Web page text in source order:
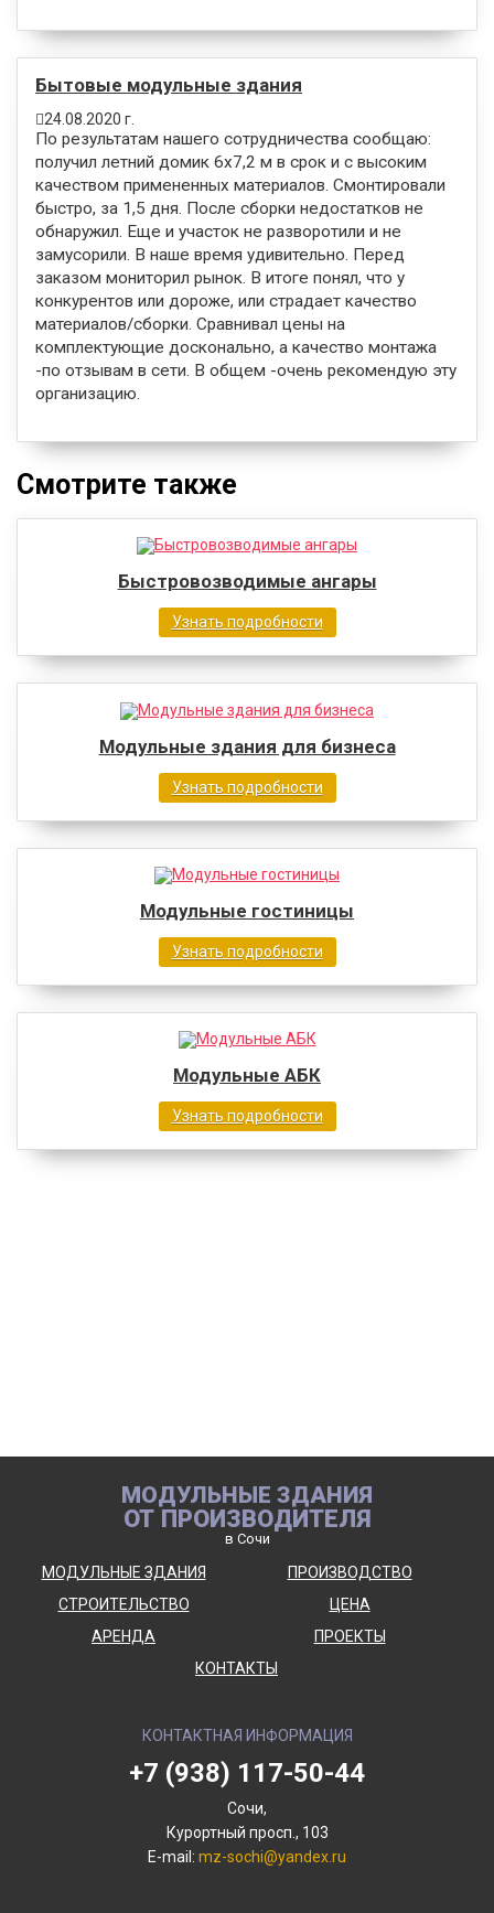
Бытовые модульные здания
24.08.2020 г.
По результатам нашего сотрудничества сообщаю:
получил летний домик 6х7,2 м в срок и с высоким
качеством примененных материалов. Смонтировали
быстро, за 1,5 дня. После сборки недостатков не
обнаружил. Еще и участок не разворотили и не
замусорили. В наше время удивительно. Перед
заказом мониторил рынок. В итоге понял, что у
конкурентов или дороже, или страдает качество
материалов/сборки. Сравнивал цены на
комплектующие досконально, а качество монтажа
-по отзывам в сети. В общем -очень рекомендую эту
организацию.
Смотрите также
Быстровозводимые ангары
Узнать подробности
Модульные здания для бизнеса
Узнать подробности
Модульные гостиницы
Узнать подробности
Модульные АБК
Узнать подробности
МОДУЛЬНЫЕ ЗДАНИЯ
ОТ ПРОИЗВОДИТЕЛЯ
в Сочи
МОДУЛЬНЫЕ ЗДАНИЯ
ПРОИЗВОДСТВО
СТРОИТЕЛЬСТВО
ЦЕНА
АРЕНДА
ПРОЕКТЫ
КОНТАКТЫ
КОНТАКТНАЯ ИНФОРМАЦИЯ
+7 (938) 117-50-44
Сочи,
Курортный просп., 103
E-mail: mz-sochi@yandex.ru